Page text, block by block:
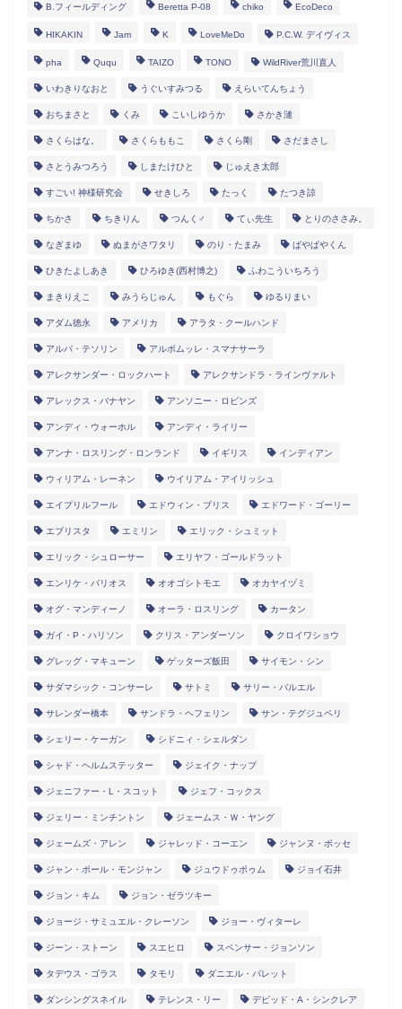
B.フィールディング Beretta P-08 chiko EcoDeco
HIKAKIN Jam K LoveMeDo P.C.W. デイヴィス
pha Ququ TAIZO TONO WildRiver荒川直人
いわきりなおと うぐいすみつる えらいてんちょう
おちまさと くみ こいしゆうか さかき漣
さくらはな。 さくらももこ さくら剛 さだまさし
さとうみつろう しまたけひと じゅえき太郎
すごい! 神様研究会 せきしろ たっく たつき諒
ちかさ ちきりん つんく♂ てぃ先生 とりのささみ。
なぎまゆ ぬまがさワタリ のり・たまみ ぱやぱやくん
ひきたよしあき ひろゆき(西村博之) ふわこういちろう
まきりえこ みうらじゅん もぐら ゆるりまい
アダム徳永 アメリカ アラタ・クールハンド
アルパ・テソリン アルボムッレ・スマナサーラ
アレクサンダー・ロックハート アレクサンドラ・ラインヴァルト
アレックス・バナヤン アンソニー・ロビンズ
アンディ・ウォーホル アンディ・ライリー
アンナ・ロスリング・ロンランド イギリス インディアン
ウィリアム・レーネン ウイリアム・アイリッシュ
エイプリルフール エドウィン・ブリス エドワード・ゴーリー
エブリスタ エミリン エリック・シュミット
エリック・シュローサー エリヤフ・ゴールドラット
エンリケ・バリオス オオゴシトモエ オカヤイヅミ
オグ・マンディーノ オーラ・ロスリング カータン
ガイ・P・ハリソン クリス・アンダーソン クロイワショウ
グレッグ・マキューン ゲッターズ飯田 サイモン・シン
サダマシック・コンサーレ サトミ サリー・バルエル
サレンダー橋本 サンドラ・ヘフェリン サン・テグジュペリ
シェリー・ケーガン シドニィ・シェルダン
シャド・ヘルムステッター ジェイク・ナップ
ジェニファー・L・スコット ジェフ・コックス
ジェリー・ミンチントン ジェームス・Ｗ・ヤング
ジェームズ・アレン ジャレッド・コーエン ジャンヌ・ボッセ
ジャン・ポール・モンジャン ジュウドゥポゥム ジョイ石井
ジョン・キム ジョン・ゼラツキー
ジョージ・サミュエル・クレーソン ジョー・ヴィターレ
ジーン・ストーン スエヒロ スペンサー・ジョンソン
タデウス・ゴラス タモリ ダニエル・バレット
ダンシングスネイル テレンス・リー デビッド・A・シンクレア